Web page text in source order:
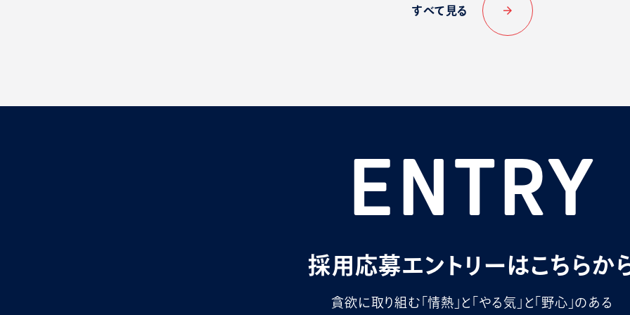
すべて見る arrow_forward
ENTRY
採用応募エントリーはこちらか
貪欲に取り組む「情熱」と「やる気」と 「野心」のある